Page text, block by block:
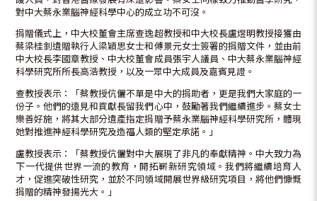
對中大蔡永業腦神經科學中心的成立功不可沒。
捐贈儀式上，中大校董會主席查逸超教授和中大校長盧煜明教授接獲由
蔡梁桂釗遺贈執行人梁穎思女士和傅景元女士簽署的捐贈文件，並由前
中大校長李國章教授、中大校董會成員張宇人議員、中大蔡永業腦神經
科學研究所所長高浩教授，以及一眾中大成員及嘉賓見證。
查教授表示：「蔡教授伉儷不單是中大的捐助者，更是我們大家庭的一
份子。他們的遠見和貢獻長留我們心中，鼓勵著我們繼續進步。蔡女士
樂善好施，將其大部分遺產指定捐贈予蔡永業腦神經科學研究所，體現
她對推進神經科學研究及造福人類的堅定承諾。」
盧教授表示：「蔡教授伉儷對中大展現了非凡的奉獻精神。中大致力為
下一代提供世界一流的教育，開拓嶄新研究領域。我們將繼續培育人
才，促進突破性研究，並於不同領域開展世界級研究項目，將他們慷慨
捐贈的精神發揚光大。」